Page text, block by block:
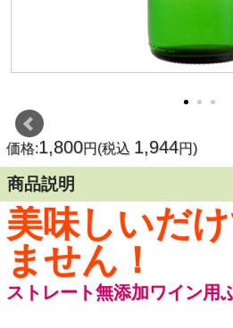
価格:1,800円(税込 1,944円)
商品説明
美味しいだ
ません！
ストレート無添加ワイン用